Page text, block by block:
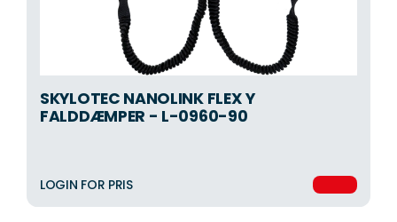
SKYLOTEC NANOLINK FLEX Y
FALDDÆMPER - L-0960-90
LOGIN FOR PRIS